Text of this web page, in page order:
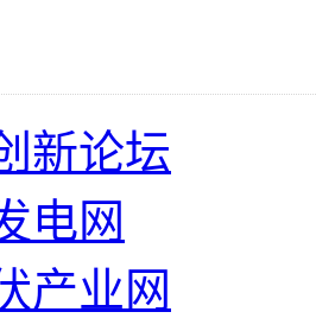
新论坛
电网
产业网